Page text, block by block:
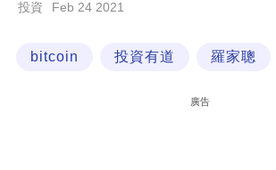
市
投資 Feb 24 2021
bitcoin 投資有道 羅家聰
廣告